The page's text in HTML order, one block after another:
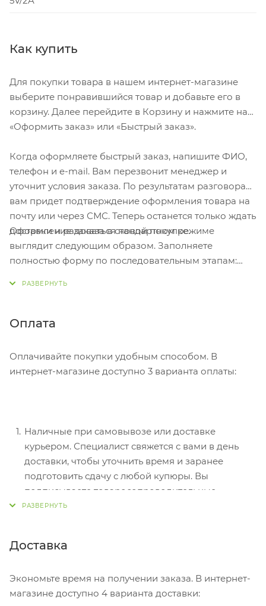
весь тираж.
Как купить
Для покупки товара в нашем интернет-магазине
выберите понравившийся товар и добавьте его в
корзину. Далее перейдите в Корзину и нажмите на
«Оформить заказ» или «Быстрый заказ».
Когда оформляете быстрый заказ, напишите ФИО,
телефон и e-mail. Вам перезвонит менеджер и
уточнит условия заказа. По результатам разговора
вам придет подтверждение оформления товара на
почту или через СМС. Теперь останется только ждать
доставки и радоваться новой покупке.
Оформление заказа в стандартном режиме
выглядит следующим образом. Заполняете
полностью форму по последовательным этапам:
Нажмите кнопку «Оформить заказ».
Оплата
Оплачивайте покупки удобным способом. В
интернет-магазине доступно 3 варианта оплаты:
Наличные при самовывозе или доставке
курьером. Специалист свяжется с вами в день
доставки, чтобы уточнить время и заранее
подготовить сдачу с любой купюры. Вы
подписываете товаросопроводительные
документы, вносите денежные средства,
перенаправит вас на сервер системы ASSIST.
Здесь нужно ввести номер карты, срок действия
Доставка
Экономьте время на получении заказа. В интернет-
магазине доступно 4 варианта доставки: